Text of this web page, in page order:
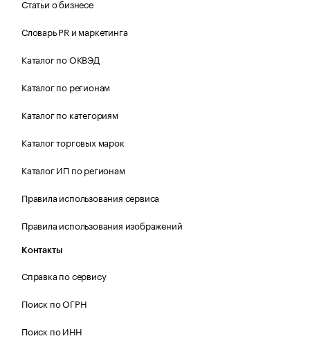
Статьи о бизнесе
Словарь PR и маркетинга
Каталог по ОКВЭД
Каталог по регионам
Каталог по категориям
Каталог торговых марок
Каталог ИП по регионам
Правила использования сервиса
Правила использования изображений
Контакты
Справка по сервису
Поиск по ОГРН
Поиск по ИНН